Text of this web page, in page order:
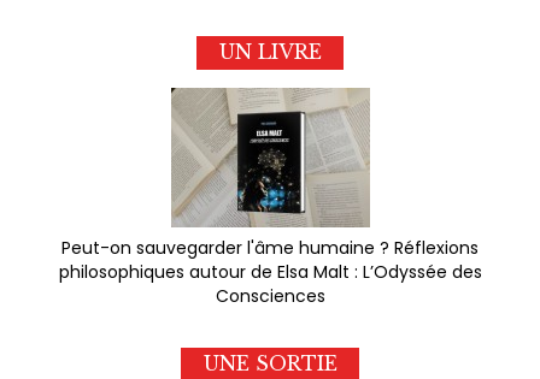
UN LIVRE
Peut-on sauvegarder l'âme humaine ? Réflexions
philosophiques autour de Elsa Malt : L’Odyssée des
Consciences
UNE SORTIE